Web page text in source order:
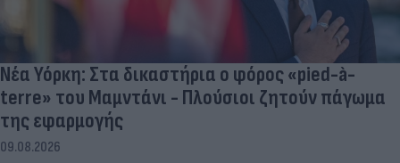
Νέα Υόρκη: Στα δικαστήρια ο φόρος «pied-à-
terre» του Μαμντάνι - Πλούσιοι ζητούν πάγωμα
της εφαρμογής
09.08.2026